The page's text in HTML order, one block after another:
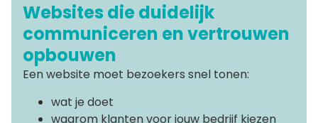
Websites die duidelijk
communiceren en vertrouwen
opbouwen
Een website moet bezoekers snel tonen:
wat je doet
waarom klanten voor jouw bedrijf kiezen